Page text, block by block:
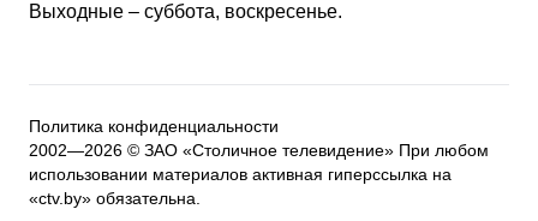
Выходные – суббота, воскресенье.
2002—2026 © ЗАО «Столичное телевидение» При любом
использовании материалов активная гиперссылка на
«ctv.by» обязательна.
Политика конфиденциальности